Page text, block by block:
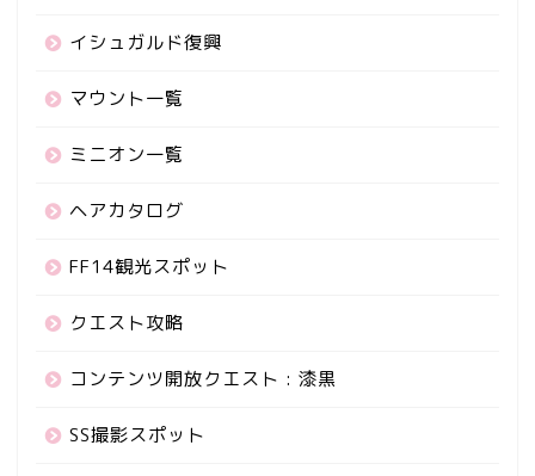
イシュガルド復興
マウント一覧
ミニオン一覧
ヘアカタログ
FF14観光スポット
クエスト攻略
コンテンツ開放クエスト : 漆黒
SS撮影スポット